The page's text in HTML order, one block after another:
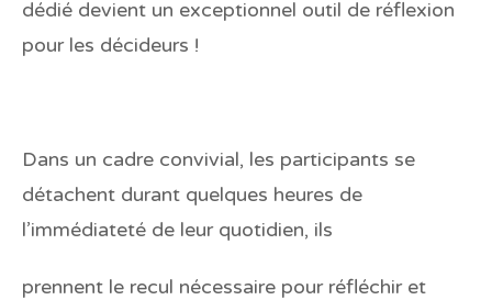
dédié devient un exceptionnel outil de réflexion
pour les décideurs !
Dans un cadre convivial, les participants se
détachent durant quelques heures de
l’immédiateté de leur quotidien, ils
prennent le recul nécessaire pour réfléchir et